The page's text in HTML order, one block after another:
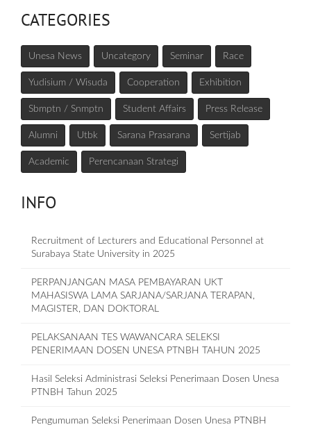
CATEGORIES
Unesa News Uncategory Seminar Race
Yudisium / Wisuda Cooperation Exhibition
Sbmptn / Snmptn Student Affairs Press Release
Alumni Utbk Sarana Prasarana Sertijab
Academic Perencanaan Strategi
INFO
Recruitment of Lecturers and Educational Personnel at
Surabaya State University in 2025
PERPANJANGAN MASA PEMBAYARAN UKT
MAHASISWA LAMA SARJANA/SARJANA TERAPAN,
MAGISTER, DAN DOKTORAL
PELAKSANAAN TES WAWANCARA SELEKSI
PENERIMAAN DOSEN UNESA PTNBH TAHUN 2025
Hasil Seleksi Administrasi Seleksi Penerimaan Dosen Unesa
PTNBH Tahun 2025
Pengumuman Seleksi Penerimaan Dosen Unesa PTNBH